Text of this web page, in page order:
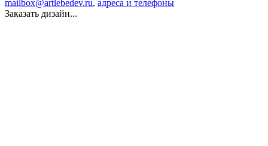
mailbox@artlebedev.ru, адреса и телефоны
Заказать дизайн...